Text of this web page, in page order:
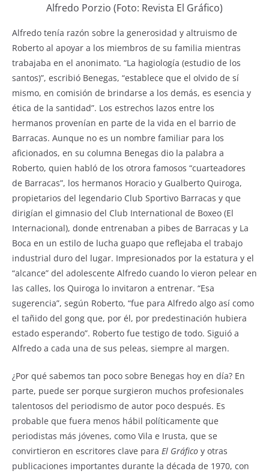
Alfredo Porzio (Foto: Revista El Gráfico)
Alfredo tenía razón sobre la generosidad y altruismo de
Roberto al apoyar a los miembros de su familia mientras
trabajaba en el anonimato. “La hagiología (estudio de los
santos)”, escribió Benegas, “establece que el olvido de sí
mismo, en comisión de brindarse a los demás, es esencia y
ética de la santidad”. Los estrechos lazos entre los
hermanos provenían en parte de la vida en el barrio de
Barracas. Aunque no es un nombre familiar para los
aficionados, en su columna Benegas dio la palabra a
Roberto, quien habló de los otrora famosos “cuarteadores
de Barracas”, los hermanos Horacio y Gualberto Quiroga,
propietarios del legendario Club Sportivo Barracas y que
dirigían el gimnasio del Club International de Boxeo (El
Internacional), donde entrenaban a pibes de Barracas y La
Boca en un estilo de lucha guapo que reflejaba el trabajo
industrial duro del lugar. Impresionados por la estatura y el
“alcance” del adolescente Alfredo cuando lo vieron pelear en
las calles, los Quiroga lo invitaron a entrenar. “Esa
sugerencia”, según Roberto, “fue para Alfredo algo así como
el tañido del gong que, por él, por predestinación hubiera
estado esperando”. Roberto fue testigo de todo. Siguió a
Alfredo a cada una de sus peleas, siempre al margen.
¿Por qué sabemos tan poco sobre Benegas hoy en día? En
parte, puede ser porque surgieron muchos profesionales
talentosos del periodismo de autor poco después. Es
probable que fuera menos hábil políticamente que
periodistas más jóvenes, como Vila e Irusta, que se
convirtieron en escritores clave para El Gráfico y otras
publicaciones importantes durante la década de 1970, con